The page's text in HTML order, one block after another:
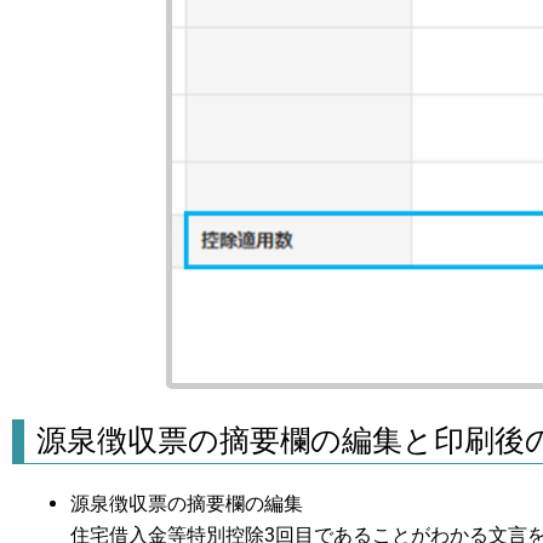
源泉徴収票の摘要欄の編集と印刷後
源泉徴収票の摘要欄の編集
住宅借入金等特別控除3回目であることがわかる文言